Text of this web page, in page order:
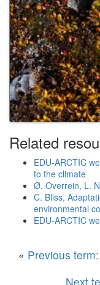
Related
EDU-ARCTIC
to the climate
Ø. Overrein, L.
C. Bliss,
environmental
EDU-ARCTIC
« Previous
Next